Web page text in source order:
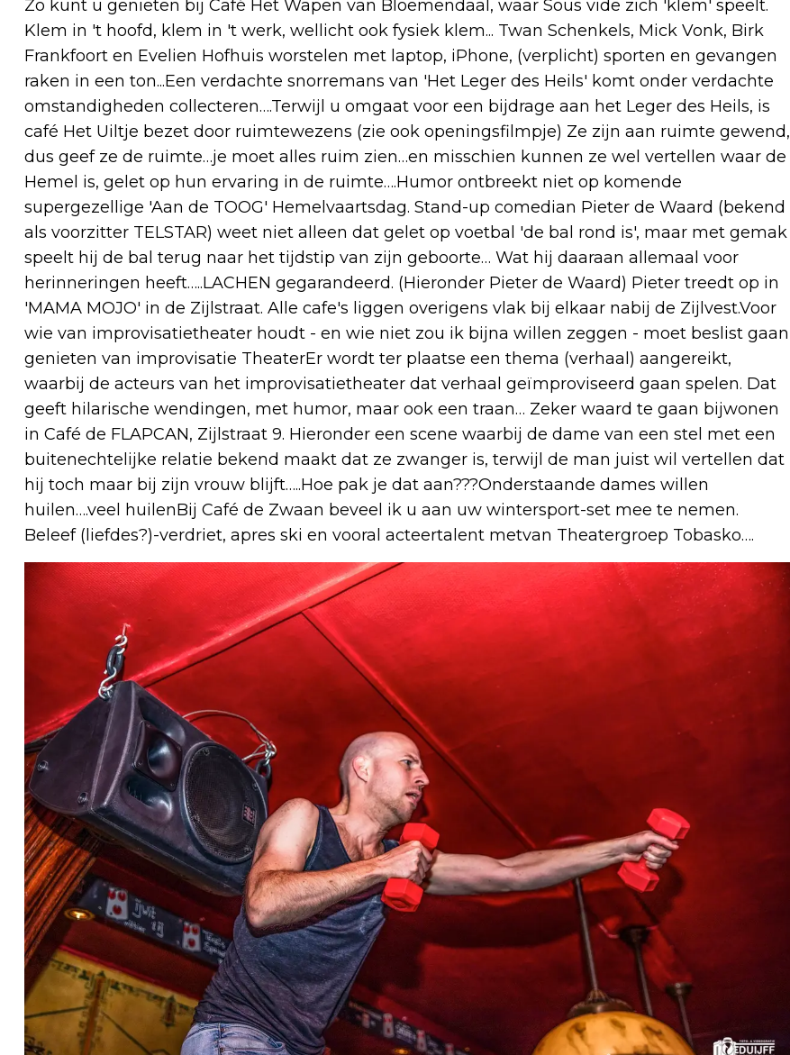
Zo kunt u genieten bij Café Het Wapen van Bloemendaal, waar Sous vide zich 'klem' speelt.
Klem in 't hoofd, klem in 't werk, wellicht ook fysiek klem... Twan Schenkels, Mick Vonk, Birk
Frankfoort en Evelien Hofhuis worstelen met laptop, iPhone, (verplicht) sporten en gevangen
raken in een ton...Een verdachte snorremans van 'Het Leger des Heils' komt onder verdachte
omstandigheden collecteren….Terwijl u omgaat voor een bijdrage aan het Leger des Heils, is
café Het Uiltje bezet door ruimtewezens (zie ook openingsfilmpje) Ze zijn aan ruimte gewend,
dus geef ze de ruimte…je moet alles ruim zien…en misschien kunnen ze wel vertellen waar de
Hemel is, gelet op hun ervaring in de ruimte….Humor ontbreekt niet op komende
supergezellige 'Aan de TOOG' Hemelvaartsdag. Stand-up comedian Pieter de Waard (bekend
als voorzitter TELSTAR) weet niet alleen dat gelet op voetbal 'de bal rond is', maar met gemak
speelt hij de bal terug naar het tijdstip van zijn geboorte… Wat hij daaraan allemaal voor
herinneringen heeft…..LACHEN gegarandeerd. (Hieronder Pieter de Waard) Pieter treedt op in
'MAMA MOJO' in de Zijlstraat. Alle cafe's liggen overigens vlak bij elkaar nabij de Zijlvest.Voor
wie van improvisatietheater houdt - en wie niet zou ik bijna willen zeggen - moet beslist gaan
genieten van improvisatie TheaterEr wordt ter plaatse een thema (verhaal) aangereikt,
waarbij de acteurs van het improvisatietheater dat verhaal geïmproviseerd gaan spelen. Dat
geeft hilarische wendingen, met humor, maar ook een traan… Zeker waard te gaan bijwonen
in Café de FLAPCAN, Zijlstraat 9. Hieronder een scene waarbij de dame van een stel met een
buitenechtelijke relatie bekend maakt dat ze zwanger is, terwijl de man juist wil vertellen dat
hij toch maar bij zijn vrouw blijft…..Hoe pak je dat aan???Onderstaande dames willen
huilen….veel huilenBij Café de Zwaan beveel ik u aan uw wintersport-set mee te nemen.
Beleef (liefdes?)-verdriet, apres ski en vooral acteertalent metvan Theatergroep Tobasko….